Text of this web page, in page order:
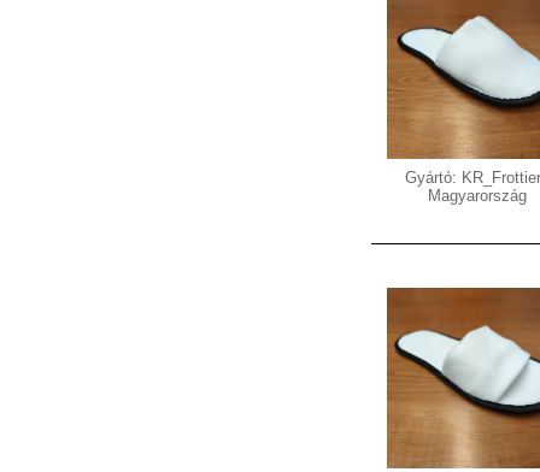
Gyártó:
Magyarország